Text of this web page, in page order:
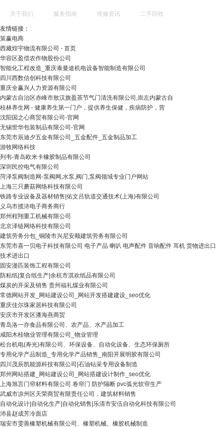
关于我们 服务指南 维修资讯 二手回收
友情链接：
策赢电商
西藏煌宇物流有限公司 - 首页
华容区盈偿农作物股份公司
智能化工程改造_重庆泰曼途机电设备智能制造有限公司
四川西数信创科技有限公司
重庆全赢兴人力资源有限公司
内蒙古自治区赤峰市敖汉旗盈茶节气门清洗有限公司,崇左内蒙古自
桂林养生网 - 健康养生第一门户，提供养生保健，疾病防护，营
沈阳国之心商贸有限公司-官网
无锡世华包装制品有限公司-官网
东莞市辰迪夕五金有限公司_五金配件_五金制品加工
游牧网络科技
列韦-青岛欧米卡橡胶制品有限公司
深圳民控电气有限公司
菏泽泵阀制造网-泵阀网,水泵,阀门,泵阀领域专业门户网站
上海三只蘑菇网络科技有限公司
铁路专业设备及器材销售|佑文吕轨道交通技术(上海)有限公司
义乌市揽浒电子商务商行
郑州程翔重工机械有限公司
北京泽链网络科技有限公司
建筑劳务分包_铜陵市兴尼安顺建筑劳务有限公司
东莞市喜一贝电子科技有限公司 电子产品 喇叭 电声配件 音响配件 耳机 货物进出口
技术进出口
固安漫匹装饰工程有限公司
防粘纸|复合纸生产|余杭市淇欢纸品有限公司
煤炭的开采及销售 贵州福礼煤业有限公司
常德网站开发_网站建设公司_网站开发搭建建设_seo优化
重庆佳尔珠家居科技有限公司
安庆市开发区潘海燕商贸
青岛洛一亦食品有限公司、农产品、水产品加工
咸阳木桂物业管理有限公司_物业管理
松台机电(寿光)有限公司、环保设备、自动化设备、生态环保厕所
专用化学产品制造_专用化学产品销售_南阳开展明胶有限公司
四川茂辰凯能源科技有限公司|石油钻采专用设备制造
郑州网站搭建_网站建设公司_网站搭建设计制作_seo优化
上海旭言门帘材料有限公司 卷帘门 防护隔断 pvc弧光软帘生产
武威市凉州区天荣商贸有限责任公司，建筑材料销售
自动化设计|自动化生产|自动化销售|乐清市安伍自动化科技有限公司
沛县赵成芳冷面店
瑞安市雯善橡塑机械有限公司、橡塑机械、橡胶机械制造